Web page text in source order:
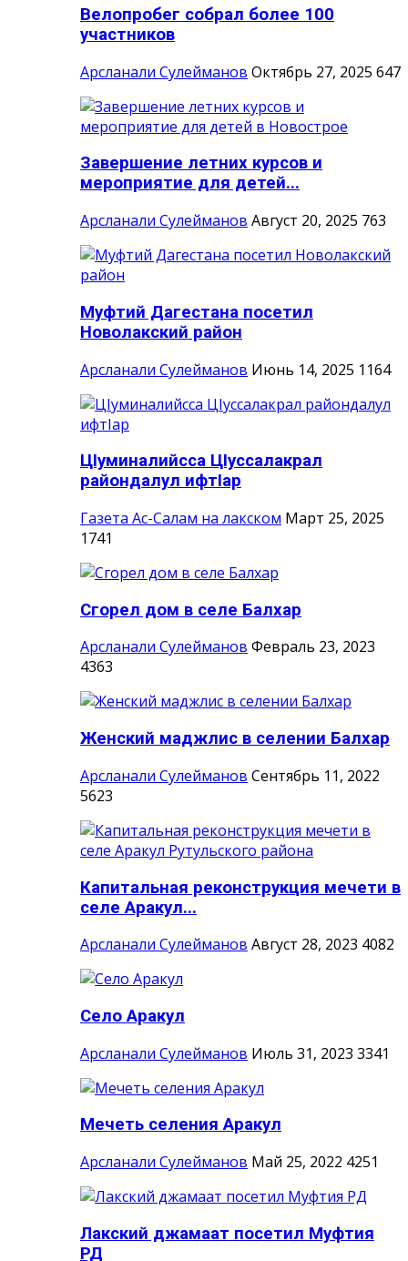
Велопробег собрал более 100
участников
Арсланали Сулейманов Октябрь 27, 2025 647
Завершение летних курсов и
мероприятие для детей...
Арсланали Сулейманов Август 20, 2025 763
Муфтий Дагестана посетил
Новолакский район
Арсланали Сулейманов Июнь 14, 2025 1164
ЦIуминалийсса ЦIуссалакрал
райондалул ифтIар
Газета Ас-Салам на лакском Март 25, 2025
1741
Сгорел дом в селе Балхар
Арсланали Сулейманов Февраль 23, 2023
4363
Женский маджлис в селении Балхар
Арсланали Сулейманов Сентябрь 11, 2022
5623
Капитальная реконструкция мечети в
селе Аракул...
Арсланали Сулейманов Август 28, 2023 4082
Село Аракул
Арсланали Сулейманов Июль 31, 2023 3341
Мечеть селения Аракул
Арсланали Сулейманов Май 25, 2022 4251
Лакский джамаат посетил Муфтия
РД